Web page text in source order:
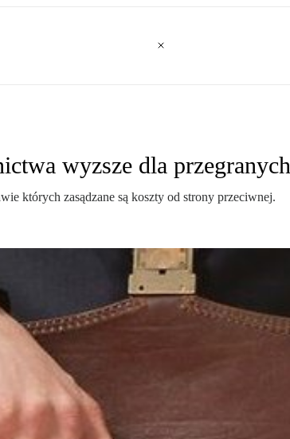
wyzsze dla przegranych
których zasądzane są koszty od strony przeciwnej.